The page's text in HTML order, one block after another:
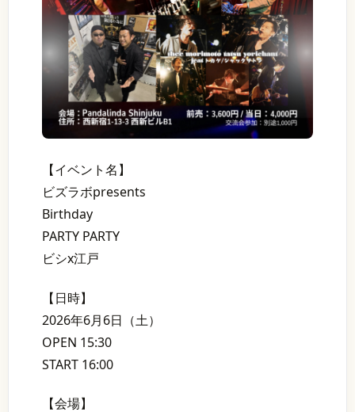
【イベント名】
ビズラボpresents
Birthday
PARTY PARTY
ビシx江戸
【日時】
2026年6月6日（土）
OPEN 15:30
START 16:00
【会場】